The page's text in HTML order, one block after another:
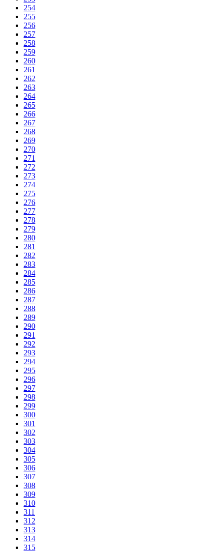
254
255
256
257
258
259
260
261
262
263
264
265
266
267
268
269
270
271
272
273
274
275
276
277
278
279
280
281
282
283
284
285
286
287
288
289
290
291
292
293
294
295
296
297
298
299
300
301
302
303
304
305
306
307
308
309
310
311
312
313
314
315